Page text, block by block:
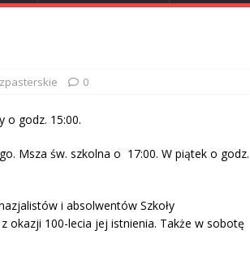
0
o godz. 15:00.
Msza św. szkolna o 17:00. W piątek o godz.
i absolwentów Szkoły
okazji 100-lecia jej istnienia. Także w sobotę